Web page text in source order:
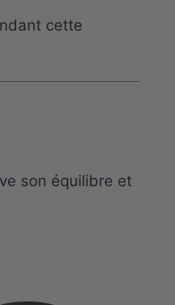
cette
son équilibre et